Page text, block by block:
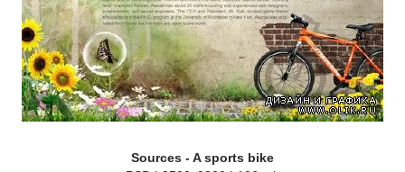
Sources - A sports bike